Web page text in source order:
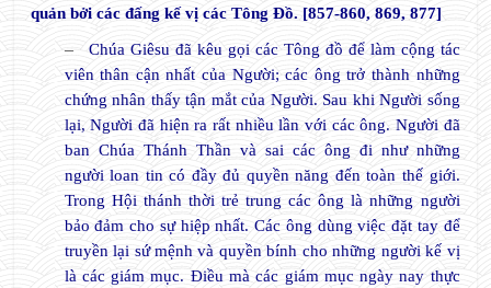
quản bởi các đấng kế vị các Tông Đồ. [857-860, 869, 877]
–
Chúa Giêsu đã kêu gọi các Tông đồ để làm cộng tác
viên thân cận nhất của Người; các ông trở thành những
chứng nhân thấy tận mắt của Người. Sau khi Người sống
lại, Người đã hiện ra rất nhiều lần với các ông. Người đã
ban Chúa Thánh Thần và sai các ông đi như những
người loan tin có đầy đủ quyền năng đến toàn thế giới.
Trong Hội thánh thời trẻ trung các ông là những người
bảo đảm cho sự hiệp nhất. Các ông dùng việc đặt tay để
truyền lại sứ mệnh và quyền bính cho những người kế vị
là các giám mục. Điều mà các giám mục ngày nay thực